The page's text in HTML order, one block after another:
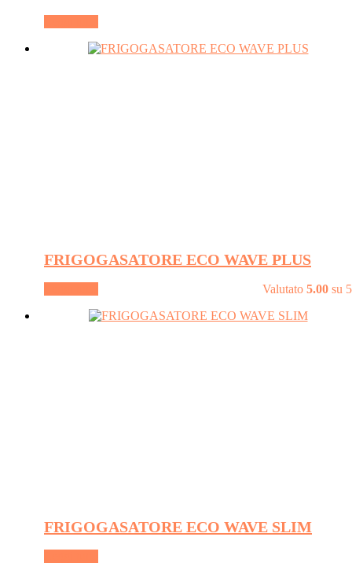
FRIGOGASATORE ECO WAVE PLUS
Valutato 5.00 su 5
FRIGOGASATORE ECO WAVE SLIM